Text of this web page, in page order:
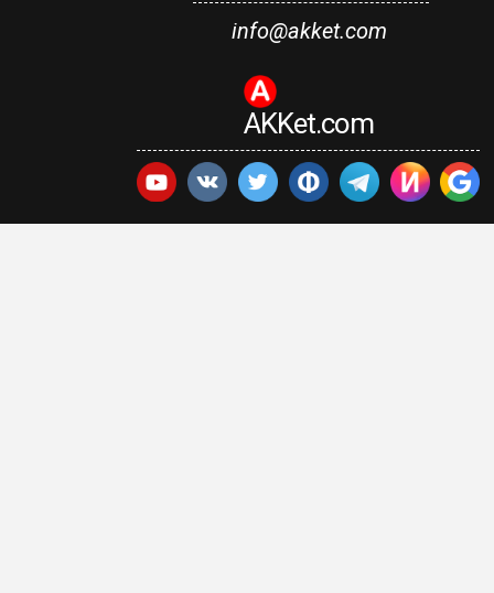
info@akket.com
AKKet.com